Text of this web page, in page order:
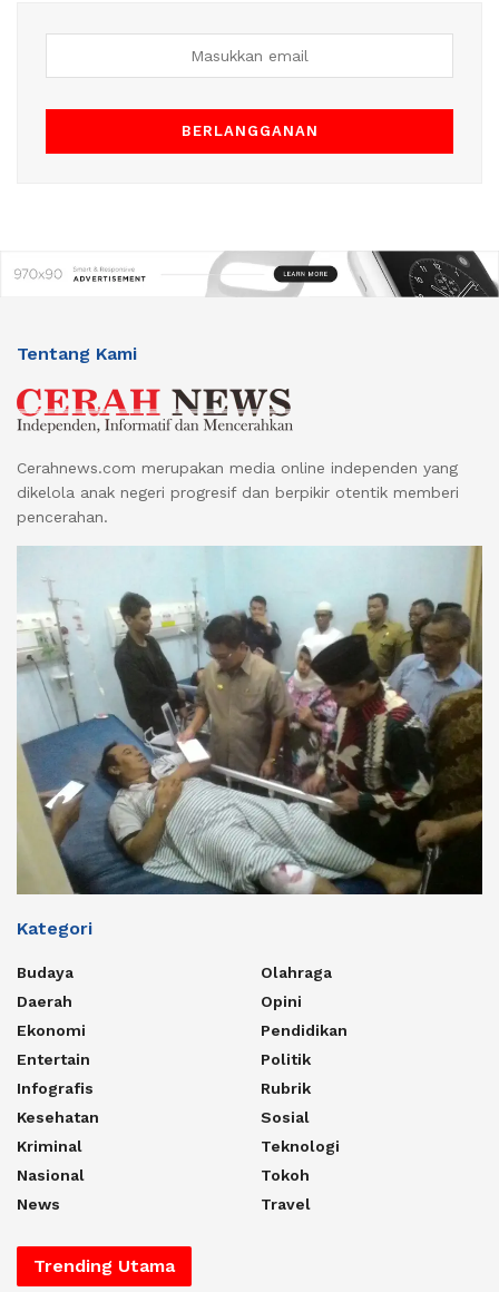
Tentang Kami
Cerahnews.com merupakan media online independen yang
dikelola anak negeri progresif dan berpikir otentik memberi
pencerahan.
Kategori
Budaya
Daerah
Ekonomi
Entertain
Infografis
Kesehatan
Kriminal
Nasional
News
Olahraga
Opini
Pendidikan
Politik
Rubrik
Sosial
Teknologi
Tokoh
Travel
Trending Utama